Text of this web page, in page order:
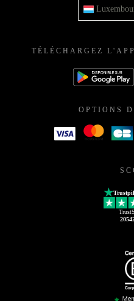
TÉLÉCHARGEZ
OPTIONS